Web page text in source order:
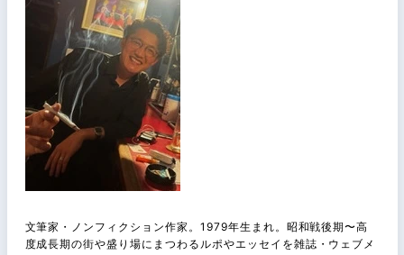
文筆家・ノンフィクション作家。1979年生まれ。昭和戦後期〜高
度成長期の街や盛り場にまつわるルポやエッセイを雑誌・ウェブメ